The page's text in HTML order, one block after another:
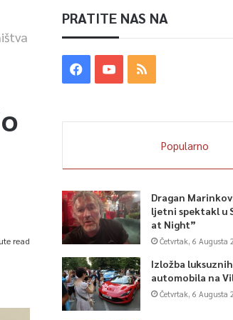
read
PRATITE NAS NA
Popularno
Dragan
ljetni spektakl u
at Night”
Četvrtak, 6 Augusta
Izložba
automobila na
Četvrtak, 6 Augusta